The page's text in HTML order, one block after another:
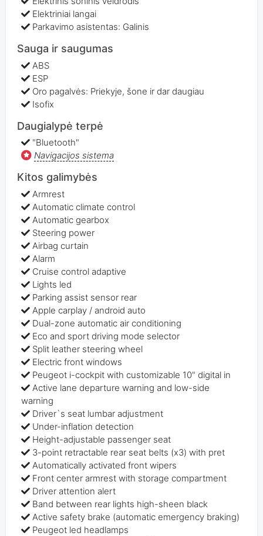
Elektriniai langai
Parkavimo asistentas: Galinis
Sauga ir saugumas
ABS
ESP
Oro pagalvės: Priekyje, šone ir dar daugiau
Isofix
Daugialypė terpė
"Bluetooth"
Navigacijos sistema
Kitos galimybės
Armrest
Automatic climate control
Automatic gearbox
Steering power
Airbag curtain
Alarm
Cruise control adaptive
Lights led
Parking assist sensor rear
Apple carplay / android auto
Dual-zone automatic air conditioning
Eco and sport driving mode selector
Split leather steering wheel
Electric front windows
Peugeot i-cockpit with customizable 10" digital in
Active lane departure warning and low-side
warning
Driver`s seat lumbar adjustment
Under-inflation detection
Height-adjustable passenger seat
3-point retractable rear seat belts (x3) with pret
Automatically activated front wipers
Front center armrest with storage compartment
Driver attention alert
Band between rear lights high-sheen black
Active safety brake (automatic emergency braking)
Peugeot led headlamps